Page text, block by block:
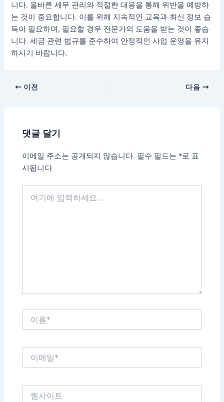
니다. 올바른 세무 관리와 적절한 대응을 통해 위반을 예방하
는 것이 중요합니다. 이를 위해 지속적인 교육과 최신 정보 습
득이 필요하며, 필요할 경우 전문가의 도움을 받는 것이 좋습
니다. 세금 관련 법규를 준수하여 안정적인 사업 운영을 유지
하시기 바랍니다.
이전 다음
댓글 달기
이메일 주소는 공개되지 않습니다. 필수 필드는 *로 표
시됩니다